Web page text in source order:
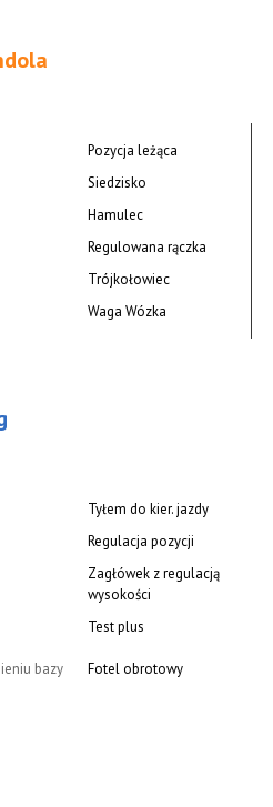
Pozycja leżąca
Siedzisko
Hamulec
Regulowana rączka
Trójkołowiec
Waga Wózka
bazy
Tyłem do kier. jazdy
Regulacja pozycji
Zagłówek z regulacją
wysokości
Test plus
Fotel obrotowy